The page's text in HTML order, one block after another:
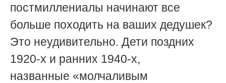
постмиллениалы начинают все
больше походить на ваших дедушек?
Это неудивительно. Дети поздних
1920-х и ранних 1940-х,
названные «молчаливым